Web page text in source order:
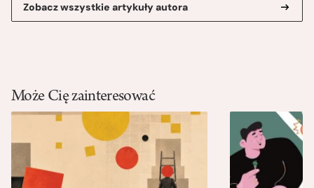
Zobacz wszystkie artykuły autora
Może Cię zainteresować